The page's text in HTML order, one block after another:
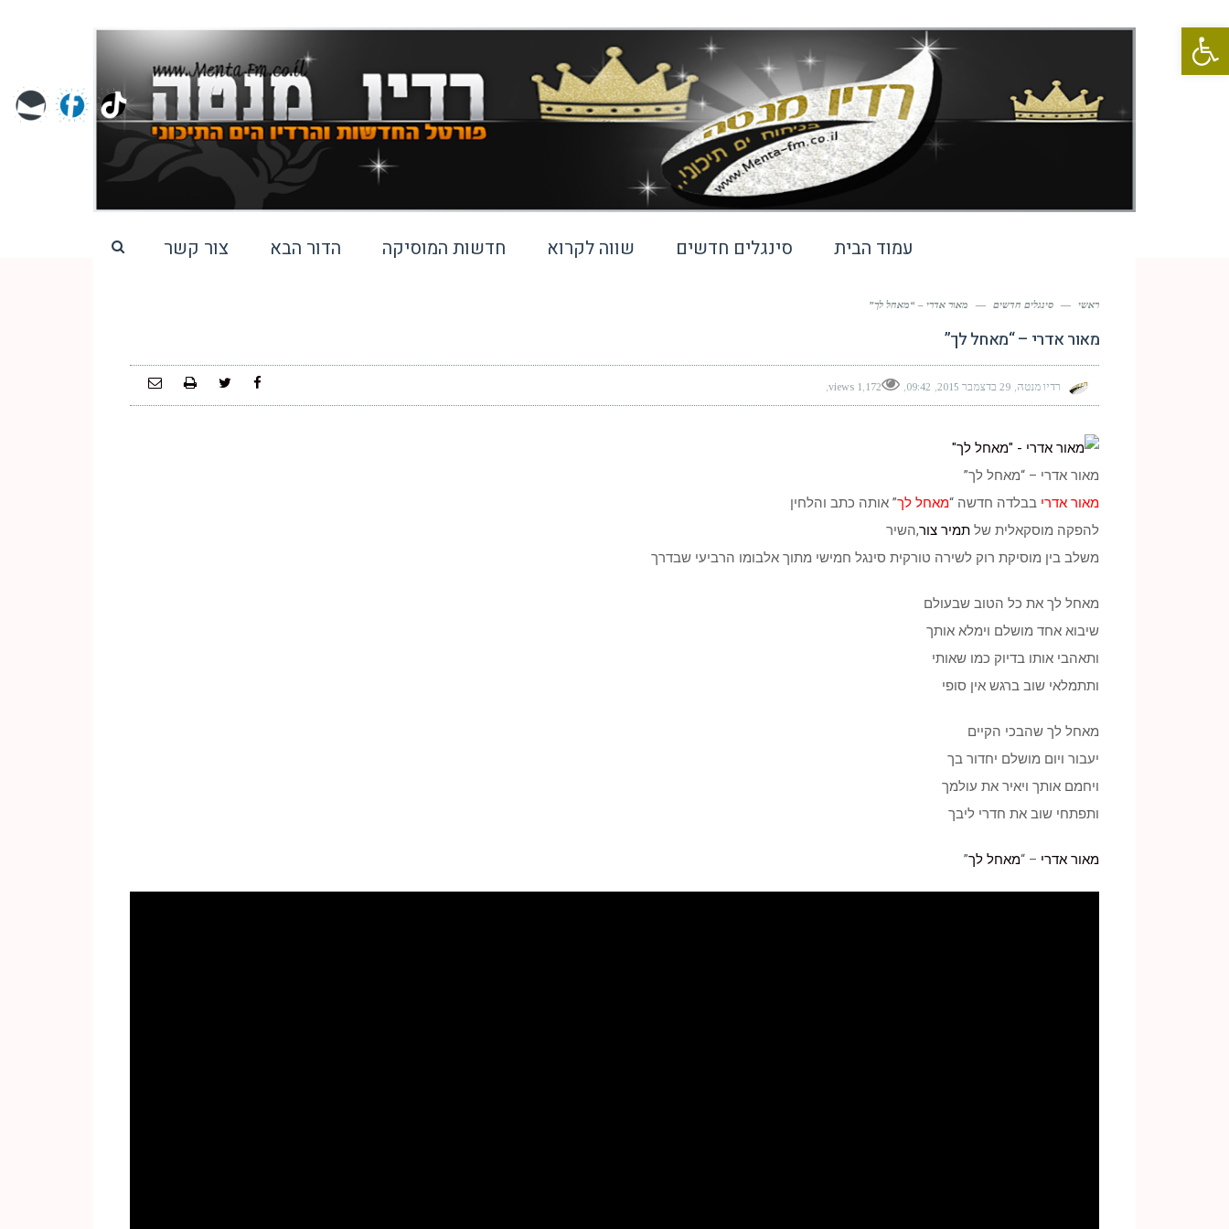
פתח סרגל נגישות
עמוד הבית סינגלים חדשים שווה לקרוא חדשות המוסיקה הדור הבא צור קשר
ראשי — סינגלים חדשים — מאור אדרי – “מאחל לך”
מאור אדרי – “מאחל לך”
רדיו מנטה 29 בדצמבר 2015 09:42
1,172 views
מאור אדרי – “מאחל לך”
מאור אדרי בבלדה חדשה “מאחל לך” אותה כתב והלחין
להפקה מוסקאלית של תמיר צור,השיר
משלב בין מוסיקת רוק לשירה טורקית סינגל חמישי מתוך אלבומו הרביעי שבדרך
מאחל לך את כל הטוב שבעולם
שיבוא אחד מושלם וימלא אותך
ותאהבי אותו בדיוק כמו שאותי
ותתמלאי שוב ברגש אין סופי
מאחל לך שהבכי הקיים
יעבור ויום מושלם יחדור בך
ויחמם אותך ויאיר את עולמך
ותפתחי שוב את חדרי ליבך
מאור אדרי – “מאחל לך”